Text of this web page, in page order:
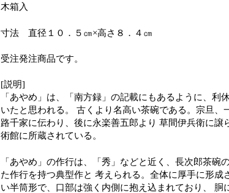
木箱入
寸法 直径１０．５㎝×高さ８．４㎝
受注発注商品です。
[説明]
「あやめ」は、「南方録」の記載にもあるように、利
いたと思われる。 古くより名高い茶碗である。宗旦、
路千家に伝わり、後に永楽善五郎より 草間伊兵衛に譲
術館に所蔵されている。
「あやめ」の作行は、「秀」などと近く、長次郎茶碗
た作行を持つ典型作と 考えられる。全体に厚手に形成
い半筒形で、口部は強く内側に抱え込まれており、 胴